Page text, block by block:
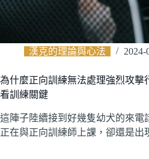
漢克的理論與心法 2024-
為什麼正向訓練無法處理強烈攻擊
看訓練關鍵
這陣子陸續接到好幾隻幼犬的來電
正在與正向訓練師上課，卻還是